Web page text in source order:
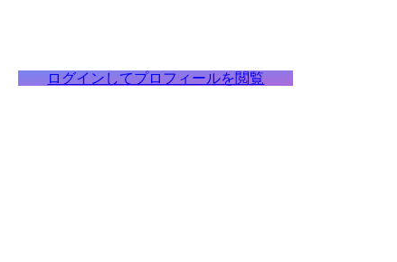
ログインしてプロフィールを閲覧